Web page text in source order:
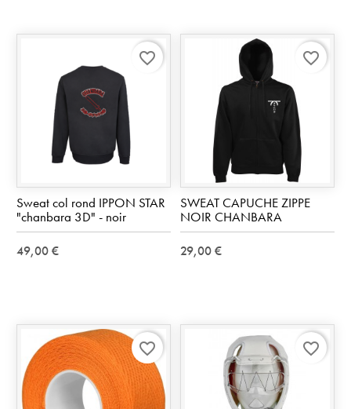
Sweat col rond IPPON STAR
"chanbara 3D" - noir
49,00 €
favorite_border
SWEAT CAPUCHE ZIPPE
NOIR CHANBARA
29,00 €
favorite_border
favorite_border favorite_border